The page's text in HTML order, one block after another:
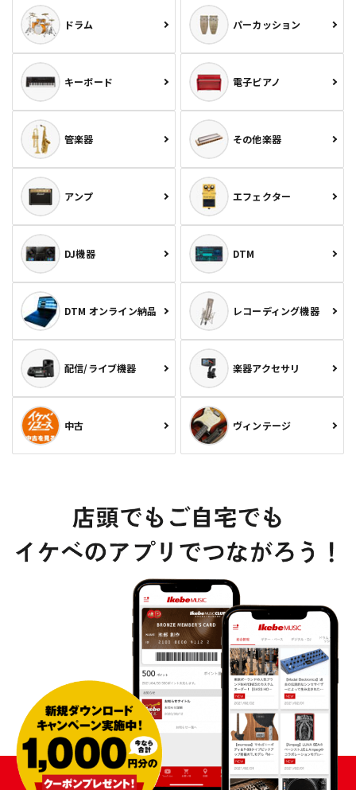
ドラム パーカッション
キーボード 電子ピアノ
管楽器 その他楽器
アンプ エフェクター
DJ機器 DTM
DTM オンライン納品 レコーディング機器
配信/ライブ機器 楽器アクセサリ
中古 ヴィンテージ